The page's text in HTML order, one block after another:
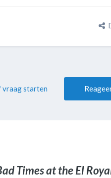
vraag starten
Times at the El